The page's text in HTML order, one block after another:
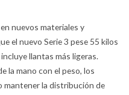
nuevos materiales y
el nuevo Serie 3 pese 55 kilos
llantas más ligeras.
la mano con el peso, los
mantener la distribución de